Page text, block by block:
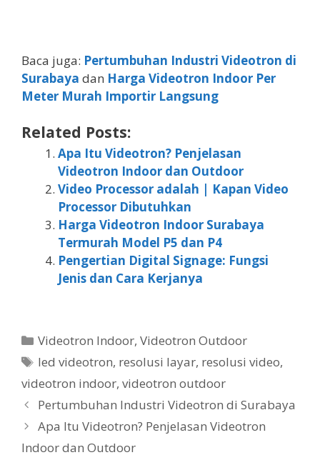
Baca juga: Pertumbuhan Industri Videotron di
Surabaya dan Harga Videotron Indoor Per
Meter Murah Importir Langsung
Related Posts:
Apa Itu Videotron? Penjelasan
Videotron Indoor dan Outdoor
Video Processor adalah | Kapan Video
Processor Dibutuhkan
Harga Videotron Indoor Surabaya
Termurah Model P5 dan P4
Pengertian Digital Signage: Fungsi
Jenis dan Cara Kerjanya
Videotron Indoor,Videotron Outdoor
led videotron, resolusi layar, resolusi video,
videotron indoor, videotron outdoor
Pertumbuhan Industri Videotron di Surabaya
Apa Itu Videotron? Penjelasan Videotron
Indoor dan Outdoor